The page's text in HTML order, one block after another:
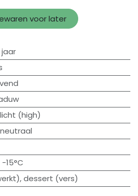
voor later
(high)
neutraal
-15°C
,dessert (vers)